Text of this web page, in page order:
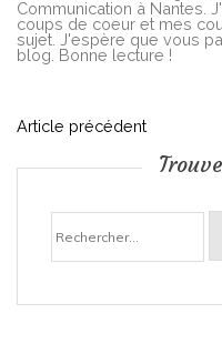
Communication à Nantes.
coups de coeur et mes
sujet. J'espère que vous
blog. Bonne lecture !
N
i
Article précédent
Rechercher :